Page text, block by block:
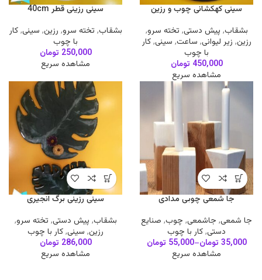
سینی کهکشانی چوب و رزین
بشقاب, پیش دستی, تخته سرو,
رزین, زیر لیوانی, ساعت, سینی,کار
با چوب
450,000 تومان
مشاهده سریع
سینی رزینی قطر 40cm
بشقاب, تخته سرو, رزین, سینی,کار
با چوب
250,000 تومان
مشاهده سریع
جا شمعی چوبی مدادی
جا شمعی, جاشمعی, چوب, صنایع
دستی,کار با چوب
35,000 تومان–
55,000 تومان
مشاهده سریع
سینی رزینی برگ انجیری
بشقاب, پیش دستی, تخته سرو,
رزین, سینی,کار با چوب
286,000 تومان
مشاهده سریع